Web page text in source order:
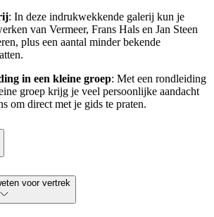
: In deze indrukwekkende galerij kun je
van Vermeer, Frans Hals en Jan Steen
plus een aantal minder bekende
in een kleine groep: Met een rondleiding
groep krijg je veel persoonlijke aandacht
om direct met je gids te praten.
voor vertrek